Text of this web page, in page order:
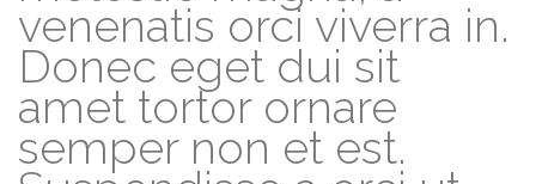
venenatis orci viverra in.
Donec eget dui sit
amet tortor ornare
semper non et est.